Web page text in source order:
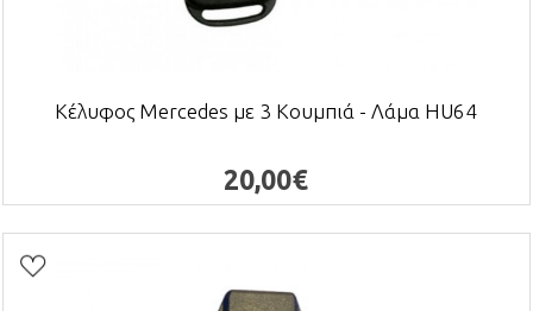
Κέλυφος Mercedes με 3 Κουμπιά - Λάμα HU64
20,00€